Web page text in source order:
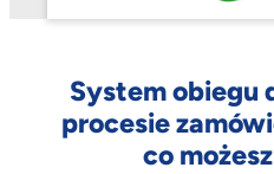
System obiegu
procesie
co